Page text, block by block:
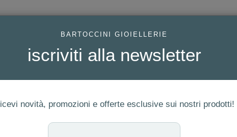
BARTOCCINI GIOIELLERIE
iscriviti alla newsletter
novità, promozioni e offerte esclusive sui nostri prodotti!